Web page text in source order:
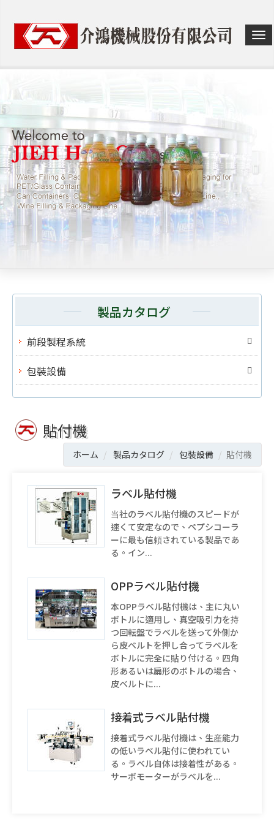
選
單
換
製品カタログ
前段製程系統
包裝設備
貼付機
ホーム 製品カタログ 包裝設備 貼付機
ラベル貼付機
当社のラベル貼付機のスピードが
速くて安定なので、ペプシコーラ
ーに最も信頼されている製品であ
る。イン...
OPPラベル貼付機
本OPPラベル貼付機は、主に丸い
ボトルに適用し、真空吸引力を持
つ回転盤でラベルを送って外側か
ら皮ベルトを押し合ってラベルを
ボトルに完全に貼り付ける。四角
形あるいは扁形のボトルの場合、
皮ベルトに...
接着式ラベル貼付機
接着式ラベル貼付機は、生産能力
の低いラベル貼付に使われてい
る。ラベル自体は接着性がある。
サーボモーターがラベルを...